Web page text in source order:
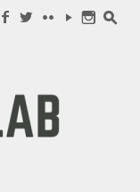
f w c y n s